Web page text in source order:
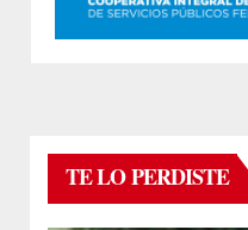
TE LO PERDISTE